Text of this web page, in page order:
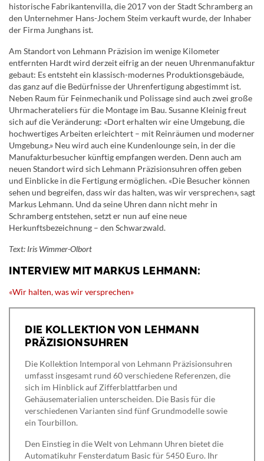
historische Fabrikantenvilla, die 2017 von der Stadt Schramberg an
den Unternehmer Hans-Jochem Steim verkauft wurde, der Inhaber
der Firma Junghans ist.
Am Standort von Lehmann Präzision im wenige Kilometer
entfernten Hardt wird derzeit eifrig an der neuen Uhrenmanufaktur
gebaut: Es entsteht ein klassisch-modernes Produktionsgebäude,
das ganz auf die Bedürfnisse der Uhrenfertigung abgestimmt ist.
Neben Raum für Feinmechanik und Polissage sind auch zwei große
Uhrmacherateliers für die Montage im Bau. Susanne Kleinig freut
sich auf die Veränderung: «Dort erhalten wir eine Umgebung, die
hochwertiges Arbeiten erleichtert – mit Reinräumen und moderner
Umgebung.» Neu wird auch eine Kundenlounge sein, in der die
Manufakturbesucher künftig empfangen werden. Denn auch am
neuen Standort wird sich Lehmann Präzisionsuhren offen geben
und Einblicke in die Fertigung ermöglichen. «Die Besucher können
sehen und begreifen, dass wir das halten, was wir versprechen», sagt
Markus Lehmann. Und da seine Uhren dann nicht mehr in
Schramberg entstehen, setzt er nun auf eine neue
Herkunftsbezeichnung – den Schwarzwald.
Text: Iris Wimmer-Olbort
INTERVIEW MIT MARKUS LEHMANN:
«Wir halten, was wir versprechen»
DIE KOLLEKTION VON LEHMANN
PRÄZISIONSUHREN
Die Kollektion Intemporal von Lehmann Präzisionsuhren
umfasst insgesamt rund 60 verschiedene Referenzen, die
sich im Hinblick auf Zifferblattfarben und
Gehäusematerialien unterscheiden. Die Basis für die
verschiedenen Varianten sind fünf Grundmodelle sowie
ein Tourbillon.
Den Einstieg in die Welt von Lehmann Uhren bietet die
Automatikuhr Fensterdatum Basic für 5450 Euro. Ihr